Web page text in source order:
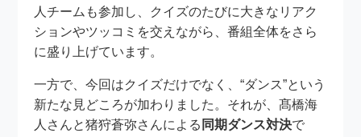
人チームも参加し、クイズのたびに大きなリアク
ションやツッコミを交えながら、番組全体をさら
に盛り上げています。
一方で、今回はクイズだけでなく、“ダンス”という
新たな見どころが加わりました。それが、髙橋海
人さんと猪狩蒼弥さんによる 同期ダンス対決で